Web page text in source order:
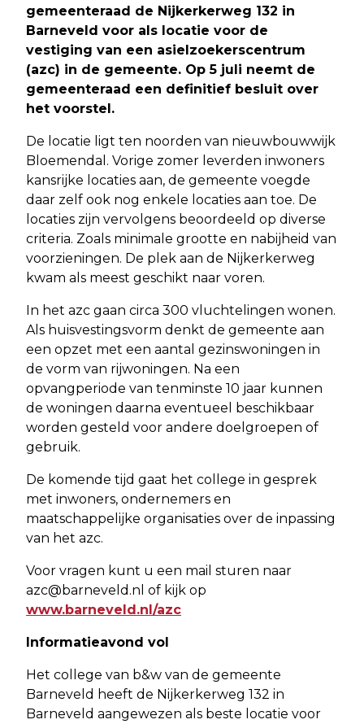
gemeenteraad de Nijkerkerweg 132 in
Barneveld voor als locatie voor de
vestiging van een asielzoekerscentrum
(azc) in de gemeente. Op 5 juli neemt de
gemeenteraad een definitief besluit over
het voorstel.
De locatie ligt ten noorden van nieuwbouwwijk
Bloemendal. Vorige zomer leverden inwoners
kansrijke locaties aan, de gemeente voegde
daar zelf ook nog enkele locaties aan toe. De
locaties zijn vervolgens beoordeeld op diverse
criteria. Zoals minimale grootte en nabijheid van
voorzieningen. De plek aan de Nijkerkerweg
kwam als meest geschikt naar voren.
In het azc gaan circa 300 vluchtelingen wonen.
Als huisvestingsvorm denkt de gemeente aan
een opzet met een aantal gezinswoningen in
de vorm van rijwoningen. Na een
opvangperiode van tenminste 10 jaar kunnen
de woningen daarna eventueel beschikbaar
worden gesteld voor andere doelgroepen of
gebruik.
De komende tijd gaat het college in gesprek
met inwoners, ondernemers en
maatschappelijke organisaties over de inpassing
van het azc.
Voor vragen kunt u een mail sturen naar
azc@barneveld.nl of kijk op
www.barneveld.nl/azc
Informatieavond vol
Het college van b&w van de gemeente
Barneveld heeft de Nijkerkerweg 132 in
Barneveld aangewezen als beste locatie voor